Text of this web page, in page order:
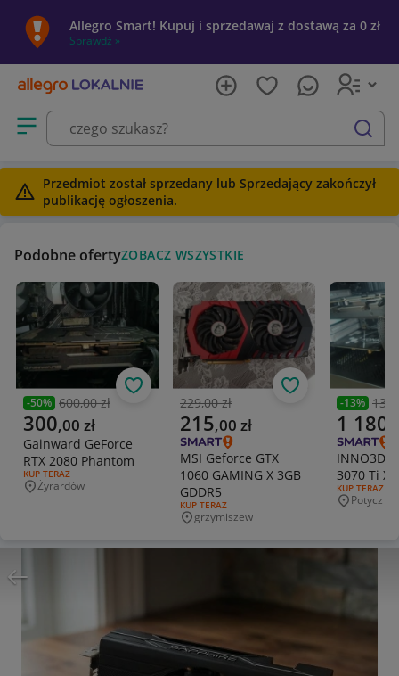
Allegro Smart! Kupuj i sprzedawaj z dostawą za 0 zł
Sprawdź »
Otwórz menu z kategoriami
szukaj
Przedmiot został sprzedany lub Sprzedający zakończył
publikację ogłoszenia.
Podobne ofertyZOBACZ WSZYSTKIE
Poprzednia cena
-50% 600,00 zł
Aktualna cena
300,00 zł
Gainward GeForce
RTX 2080 Phantom
RODZAJ OFERTY:
KUP TERAZ
Miejscowość
Żyrardów
Obserwuj
Poprzednia cena
229,00 zł
Aktualna cena
215,00 zł
MSI Geforce GTX
1060 GAMING X 3GB
GDDR5
RODZAJ OFERTY:
KUP TERAZ
Miejscowość
grzymiszew
Obserwuj
-13%
Aktualna
1 180
INNO3D
3070 Ti X3
RODZAJ
KUP TERAZ
Potycz